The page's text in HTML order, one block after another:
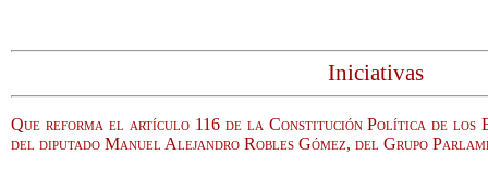
Iniciativas
Que reforma el artículo 116 de la Constitución Política de los
del diputado Manuel Alejandro Robles Gómez, del Grupo